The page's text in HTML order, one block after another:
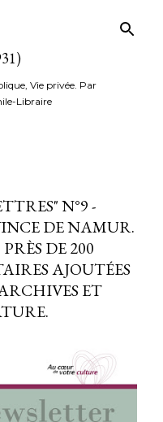
Vie privée. Par
Libraire
N°9 -
DE NAMUR.
DE 200
AJOUTÉES
ET